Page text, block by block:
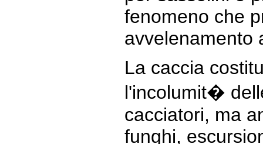
fenomeno che
avvelenamento
La caccia
l'incolumit�
cacciatori, ma
funghi,